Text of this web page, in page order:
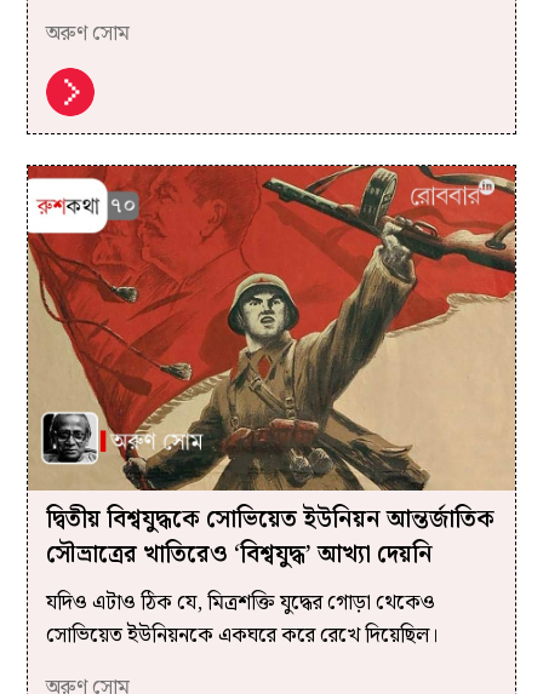
অরুণ সোম
দ্বিতীয় বিশ্বযুদ্ধকে সোভিয়েত ইউনিয়ন আন্তর্জাতিক
সৌভ্রাত্রের খাতিরেও ‘বিশ্বযুদ্ধ’ আখ্যা দেয়নি
যদিও এটাও ঠিক যে, মিত্রশক্তি যুদ্ধের গোড়া থেকেও
সোভিয়েত ইউনিয়নকে একঘরে করে রেখে দিয়েছিল।